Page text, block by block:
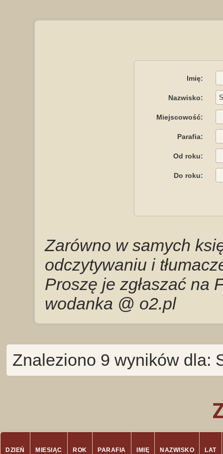
Imię:
Nazwisko:
Miejscowość:
Parafia:
Od roku:
Do roku:
Zarówno w samych
odczytywaniu i
Proszę je zgłaszać na
wodanka @ o2.pl
Znaleziono 9 wyników dla:
DZIEŃ MIESIĄC ROK PARAFIA IMIĘ NAZWISKO LAT